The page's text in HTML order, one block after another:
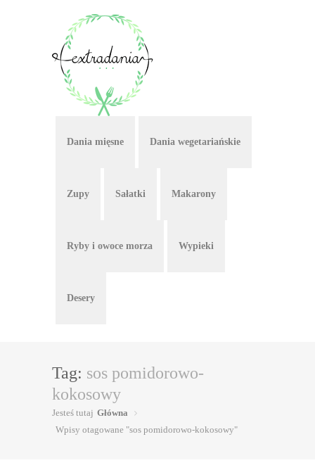
Dania mięsne Dania wegetariańskie
Zupy Sałatki Makarony
Ryby i owoce morza Wypieki
Desery
Tag: sos pomidorowo-
kokosowy
Jesteś tutaj Główna
Wpisy otagowane "sos pomidorowo-kokosowy"